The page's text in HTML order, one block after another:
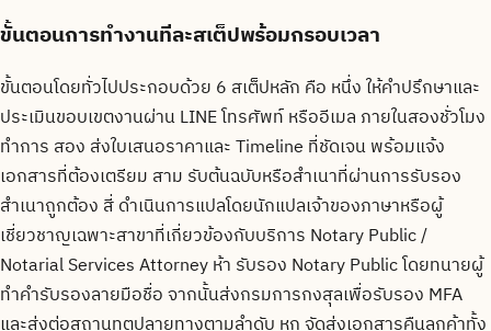
ขั้นตอนการทำงานทีละสเต็ปพร้อมกรอบเวลา
ขั้นตอนโดยทั่วไปประกอบด้วย 6 สเต็ปหลัก คือ หนึ่ง ให้คำปรึกษาและ
ประเมินขอบเขตงานผ่าน LINE โทรศัพท์ หรืออีเมล ภายในสองชั่วโมง
ทำการ สอง ส่งใบเสนอราคาและ Timeline ที่ชัดเจน พร้อมแจ้ง
เอกสารที่ต้องเตรียม สาม รับต้นฉบับหรือสำเนาที่ผ่านการรับรอง
สำเนาถูกต้อง สี่ ดำเนินการแปลโดยนักแปลเจ้าของภาษาหรือผู้
เชี่ยวชาญเฉพาะสาขาที่เกี่ยวข้องกับบริการ Notary Public /
Notarial Services Attorney ห้า รับรอง Notary Public โดยทนายผู้
ทำคำรับรองลายมือชื่อ จากนั้นส่งกรมการกงสุลเพื่อรับรอง MFA
และส่งต่อสถานทูตปลายทางตามลำดับ หก จัดส่งเอกสารคืนลูกค้าทั้ง